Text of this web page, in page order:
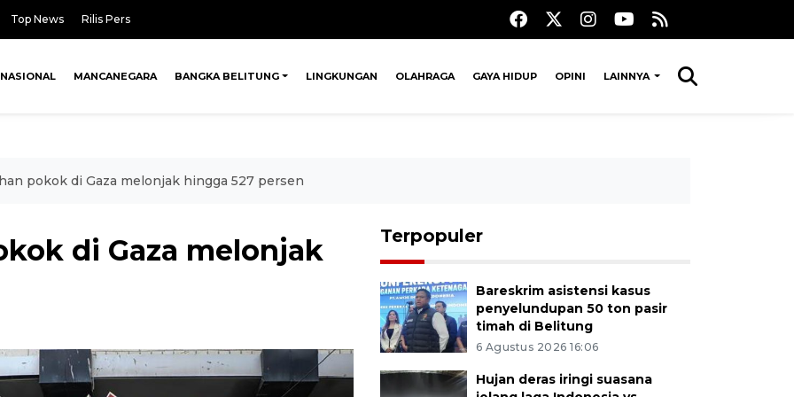
Top News Rilis Pers
NASIONAL MANCANEGARA BANGKA BELITUNG LINGKUNGAN OLAHRAGA GAYA HIDUP OPINI LAINNYA
pokok di Gaza melonjak hingga 527 persen
di Gaza melonjak Terpopuler
Bareskrim asistensi kasus
penyelundupan 50 ton pasir
timah di Belitung
6 Agustus 2026 16:06
Hujan deras iringi suasana